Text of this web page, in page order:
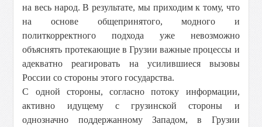
на весь народ. В результате, мы приходим к тому, что
на основе общепринятого, модного и
политкорректного подхода уже невозможно
объяснять протекающие в Грузии важные процессы и
адекватно реагировать на усилившиеся вызовы
России со стороны этого государства.
С одной стороны, согласно потоку информации,
активно идущему с грузинской стороны и
однозначно поддержанному Западом, в Грузии